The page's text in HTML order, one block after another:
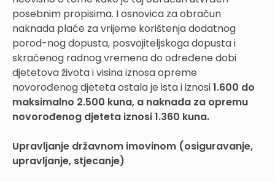
posebnim propisima. I osnovica za obračun
naknada plaće za vrijeme korištenja dodatnog
porod-nog dopusta, posvojiteljskoga dopusta i
skraćenog radnog vremena do određene dobi
djetetova života i visina iznosa opreme
novorođenog djeteta ostala je ista i iznosi1.600 do
maksimalno 2.500 kuna, a naknada za opremu
novorođenog djeteta iznosi 1.360 kuna.
Upravljanje državnom imovinom (osiguravanje,
upravljanje, stjecanje)